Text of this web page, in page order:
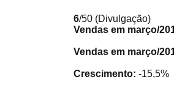
6/50 (Divulgação)
Vendas em março/
Vendas em março/
Crescimento: -15,5%